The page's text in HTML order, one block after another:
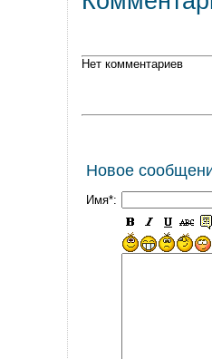
Нет комментариев
Новое
Имя*: